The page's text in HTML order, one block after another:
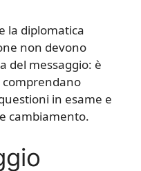
la diplomatica
non devono
del messaggio: è
comprendano
in esame e
cambiamento.